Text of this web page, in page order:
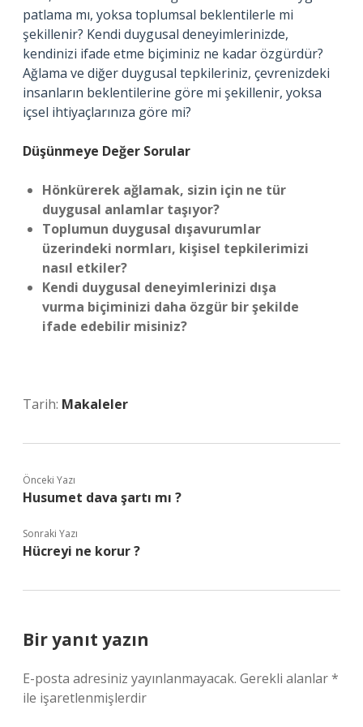
patlama mı, yoksa toplumsal beklentilerle mi
şekillenir? Kendi duygusal deneyimlerinizde,
kendinizi ifade etme biçiminiz ne kadar özgürdür?
Ağlama ve diğer duygusal tepkileriniz, çevrenizdeki
insanların beklentilerine göre mi şekillenir, yoksa
içsel ihtiyaçlarınıza göre mi?
Düşünmeye Değer Sorular
Hönkürerek ağlamak, sizin için ne tür
duygusal anlamlar taşıyor?
Toplumun duygusal dışavurumlar
üzerindeki normları, kişisel tepkilerimizi
nasıl etkiler?
Kendi duygusal deneyimlerinizi dışa
vurma biçiminizi daha özgür bir şekilde
ifade edebilir misiniz?
Tarih: Makaleler
Önceki Yazı
Husumet dava şartı mı ?
Sonraki Yazı
Hücreyi ne korur ?
Bir yanıt yazın
E-posta adresiniz yayınlanmayacak. Gerekli alanlar*
ile işaretlenmişlerdir